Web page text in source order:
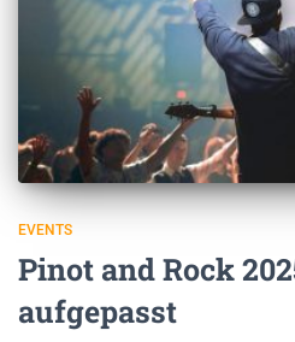
EVENTS
Pinot and Rock
aufgepasst